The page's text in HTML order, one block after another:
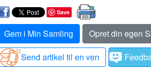
Save
Gem i Min Samling
Opret din egen
Send artikel til en ven